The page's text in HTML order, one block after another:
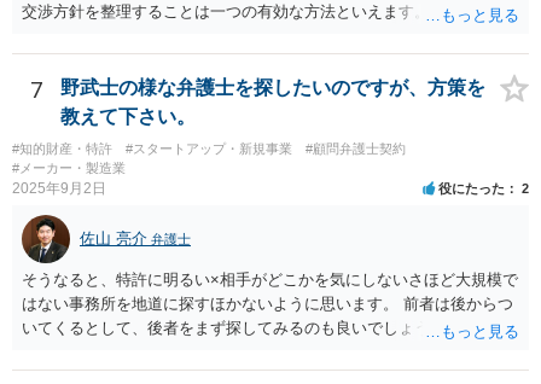
交渉方針を整理することは一つの有効な方法といえます。特に、株価
いった点は専門的な判断を要することが多く、第三者の専門家が入る
ことで交渉が整理されることもあります。 もっとも、株主が単に「会
社に買い取ってほしい」と希望しているだけでは、会社に当然の買取
義務が生じるわけではありません。非上場会社の株式に譲渡制限が付
されている場合には、会社法136条に基づき、第三者への株式譲渡につ
いて会社に承認を求める「譲渡承認請求」という手続との関係が問題
は会社が指定する者が当該株式を買い取るべき者として指定されるこ
とになり、その中で株式買取の問題が生じることがあります。 そのた
め、会社との価格交渉がまとまらない場合には、第三者への譲渡を前
提とした譲渡承認請求という手続を検討する余地があるかどうかを含
めて整理することになります。もっとも、具体的な対応は、定款の内
た検討が必要となります。 （会社側から見た手続等については、拙筆
7
野武士の様な弁護士を探したいのですが、方策を
教えて下さい。
#知的財産・特許 #スタートアップ・新規事業
#顧問弁護士契約
#メーカー・製造業
2025年9月2日 役にたった 2
佐山 亮介 弁護士
そうなると、特許に明るい×相手がどこかを気にしないさほど大規模で
はない事務所を地道に探すほかないように思います。 前者は後からつ
いてくるとして、後者をまず探してみるのも良いでしょう。